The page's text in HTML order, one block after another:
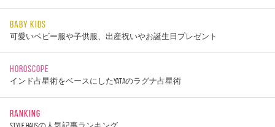
BABY KIDS
可愛いベビー服や子供服、出産祝いやお誕生日プレゼント
HOROSCOPE
インド占星術をベースにしたYATAのラグナ占星術
RANKING